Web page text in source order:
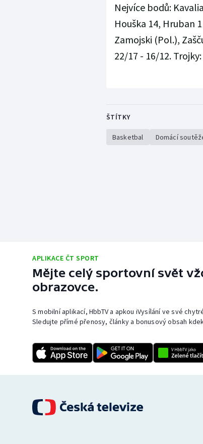
Nejvíce bodů:
Houška 14, Hruban
Zamojski (Pol.),
22/17 - 16/12. Trojky:
ŠTÍTKY
Basketbal Domácí
APLIKACE ČT SPORT
Mějte celý sportovní svět
obrazovce.
S mobilní aplikací, HbbTV a apkou iVysílání ve své
Sledujte přímé přenosy, články a bonusový obsah